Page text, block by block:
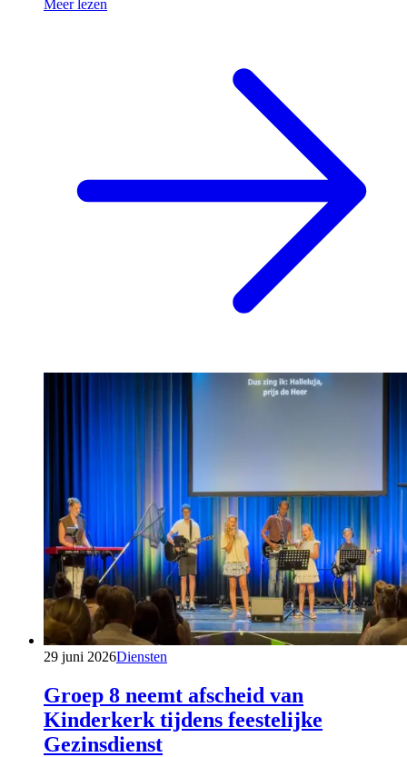
Meer lezen
29 juni 2026Diensten
Groep 8 neemt afscheid van
Kinderkerk tijdens feestelijke
Gezinsdienst